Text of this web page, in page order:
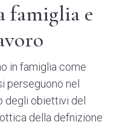
famiglia e
in famiglia come
perseguono nel
degli obiettivi del
della defnizione